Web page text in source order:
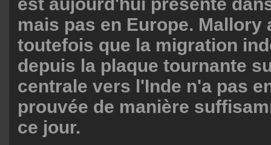
mais pas en Europe. Mallory
toutefois que la migration
depuis la plaque tournante
centrale vers l'Inde n'a pas
prouvée de manière
ce jour.